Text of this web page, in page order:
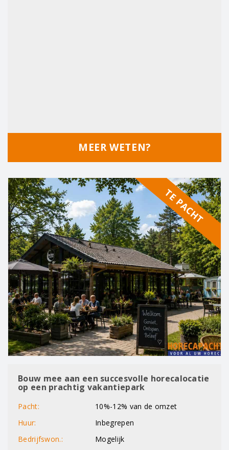
MEER WETEN?
TE PACHT
Bouw mee aan een succesvolle horecalocatie
op een prachtig vakantiepark
Pacht:
10%-12% van de omzet
Huur:
Inbegrepen
Bedrijfswon.:
Mogelijk